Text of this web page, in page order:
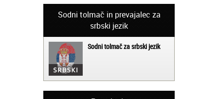
Sodni tolmač in prevajalec za
srbski jezik
Sodni tolmač za srbski jezik